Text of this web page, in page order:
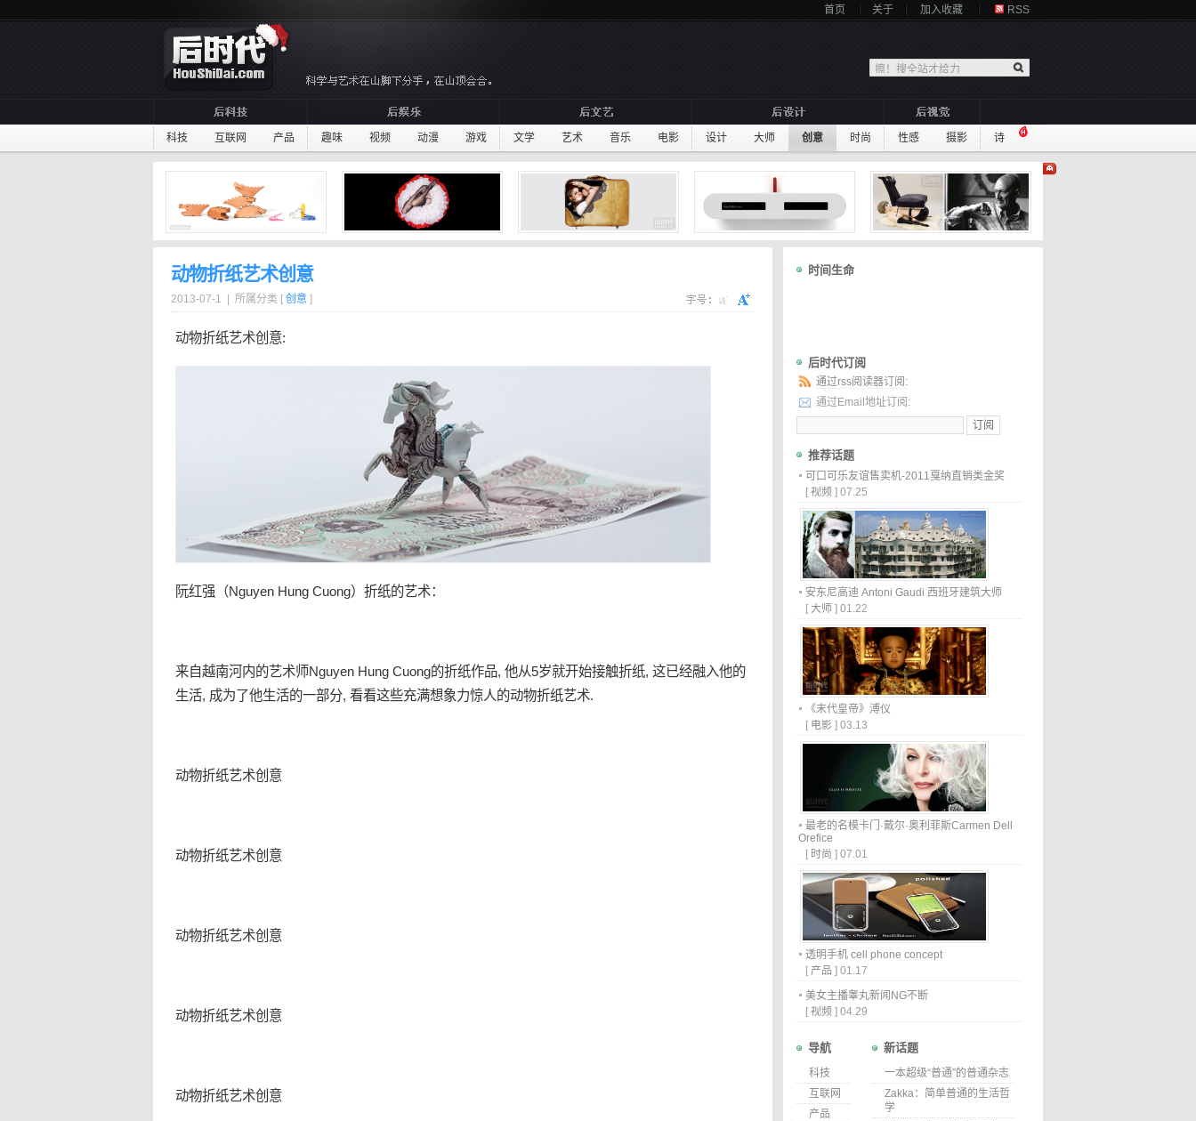
首页 关于 加入收藏 RSS
科技 互联网 产品 趣味 视频 动漫 游戏 文学 艺术 音乐 电影 设计 大师 创意 时尚 性感 摄影 诗
动物折纸艺术创意
2013-07-1 | 所属分类 [ 创意 ]
动物折纸艺术创意:
阮红强（Nguyen Hung Cuong） 折纸的艺术：
来自越南河内的艺术师Nguyen Hung Cuong的折纸作品, 他从5岁就开始接触折纸, 这已经融入他的
生活, 成为了他生活的一部分, 看看这些充满想象力惊人的动物折纸艺术.
动物折纸艺术创意
动物折纸艺术创意
动物折纸艺术创意
动物折纸艺术创意
动物折纸艺术创意
时间生命
后时代订阅
通过rss阅读器订阅:
通过Email地址订阅:
推荐话题
可口可乐友谊售卖机-2011戛纳直销类金奖
[ 视频 ] 07.25
安东尼高迪 Antoni Gaudi 西班牙建筑大师
[ 大师 ] 01.22
《末代皇帝》溥仪
[ 电影 ] 03.13
最老的名模卡门·戴尔·奥利菲斯Carmen Dell
Orefice
[ 时尚 ] 07.01
透明手机 cell phone concept
[ 产品 ] 01.17
美女主播睾丸新闻NG不断
[ 视频 ] 04.29
导航
科技
互联网
产品
新话题
一本超级“普通”的普通杂志
Zakka：简单普通的生活哲
学